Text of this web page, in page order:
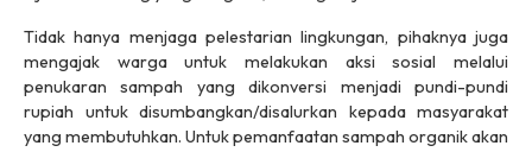
Tidak hanya menjaga pelestarian lingkungan, pihaknya juga
mengajak warga untuk melakukan aksi sosial melalui
penukaran sampah yang dikonversi menjadi pundi-pundi
rupiah untuk disumbangkan/disalurkan kepada masyarakat
yang membutuhkan. Untuk pemanfaatan sampah organik akan